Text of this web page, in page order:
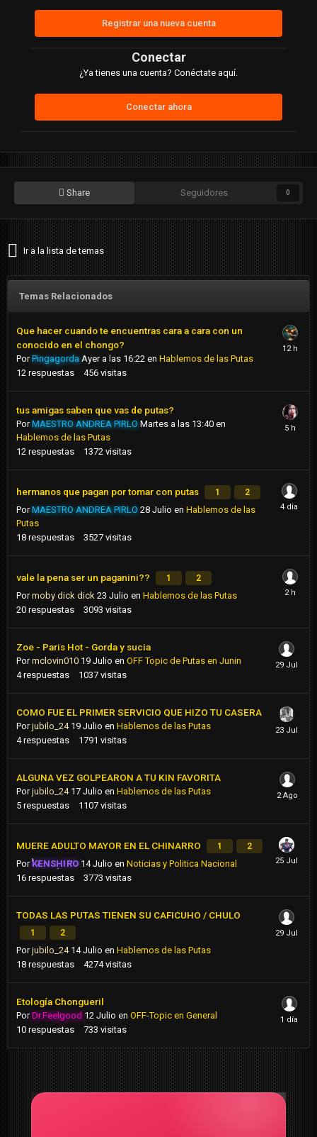
Registrar una nueva cuenta
Conectar
¿Ya tienes una cuenta? Conéctate aquí.
Conectar ahora
Share Seguidores 0
Ir a la lista de temas
Temas Relacionados
Que hacer cuando te encuentras cara a cara con un
conocido en el chongo?
PorPingagorda Ayer a las 16:22 en Hablemos de las Putas
12 respuestas 456 visitas
tus amigas saben que vas de putas?
PorMAESTRO ANDREA PIRLO Martes a las 13:40 en
Hablemos de las Putas
12 respuestas 1372 visitas
hermanos que pagan por tomar con putas 1 2
PorMAESTRO ANDREA PIRLO 28 Julio en Hablemos de las
Putas
18 respuestas 3527 visitas
vale la pena ser un paganini?? 1 2
Pormoby dick dick 23 Julio en Hablemos de las Putas
20 respuestas 3093 visitas
Zoe - Paris Hot - Gorda y sucia
Pormclovin010 19 Julio en OFF Topic de Putas en Junin
4 respuestas 1037 visitas
COMO FUE EL PRIMER SERVICIO QUE HIZO TU CASERA
Porjubilo_24 19 Julio en Hablemos de las Putas
4 respuestas 1791 visitas
ALGUNA VEZ GOLPEARON A TU KIN FAVORITA
Porjubilo_24 17 Julio en Hablemos de las Putas
5 respuestas 1107 visitas
MUERE ADULTO MAYOR EN EL CHINARRO 1 2
PorKENSHIRO 14 Julio enNoticias y Politica Nacional
16 respuestas 3773 visitas
TODAS LAS PUTAS TIENEN SU CAFICUHO / CHULO
1 2
Porjubilo_24 14 Julio en Hablemos de las Putas
18 respuestas 4274 visitas
Etología Chongueril
PorDr.Feelgood 12 Julio en OFF-Topic en General
10 respuestas 733 visitas